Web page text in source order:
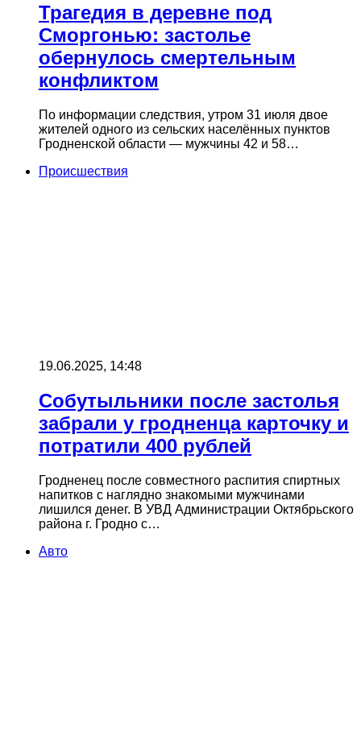
Трагедия в деревне под
Сморгонью: застолье
обернулось смертельным
конфликтом
По информации следствия, утром 31 июля двое
жителей одного из сельских населённых пунктов
Гродненской области — мужчины 42 и 58…
Происшествия
19.06.2025, 14:48
Собутыльники после застолья
забрали у гродненца карточку и
потратили 400 рублей
Гродненец после совместного распития спиртных
напитков с наглядно знакомыми мужчинами
лишился денег. В УВД Администрации Октябрьского
района г. Гродно с…
Авто